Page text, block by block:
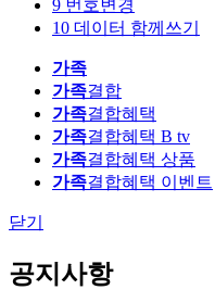
9 번호변경
10 데이터 함께쓰기
가족
가족결합
가족결합혜택
가족결합혜택 B tv
가족결합혜택 상품
가족결합혜택 이벤트
닫기
공지사항